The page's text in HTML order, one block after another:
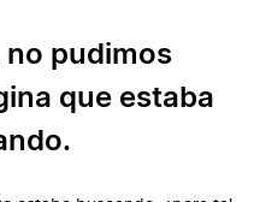
no pudimos
que estaba